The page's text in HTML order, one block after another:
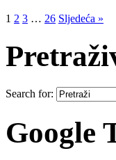
1 2 3 … 26 Sljedeća »
Search for:
Google